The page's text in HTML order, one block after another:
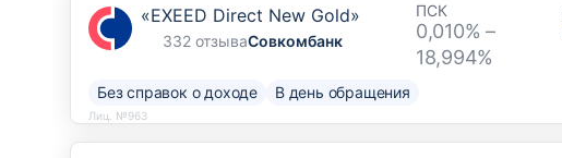
«EXEED Direct New Gold»
332 отзываСовкомбанк
ПСК
0,010% –
18,994%
Без справок о доходе В день обращения
Лиц. №963